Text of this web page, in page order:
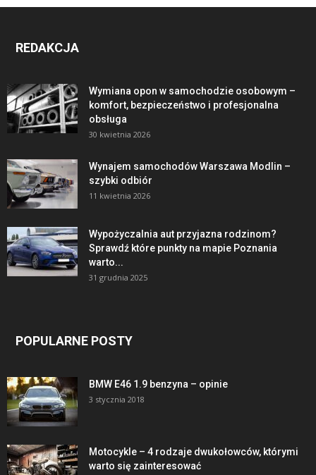
REDAKCJA
Wymiana opon w samochodzie osobowym –
komfort, bezpieczeństwo i profesjonalna
obsługa
30 kwietnia 2026
Wynajem samochodów Warszawa Modlin –
szybki odbiór
11 kwietnia 2026
Wypożyczalnia aut przyjazna rodzinom?
Sprawdź które punkty na mapie Poznania
warto...
31 grudnia 2025
POPULARNE POSTY
BMW E46 1.9 benzyna – opinie
3 stycznia 2018
Motocykle – 4 rodzaje dwukołowców, którymi
warto się zainteresować